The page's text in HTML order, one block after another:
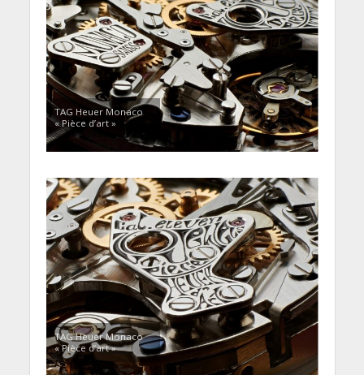
TAG Heuer Monaco
« Pièce d’art »
TAG Heuer Monaco
« Pièce d’art »